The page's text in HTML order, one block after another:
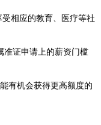
相应的教育、医疗等社
准证申请上的薪资门槛
有机会获得更高额度的